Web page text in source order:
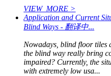
VIEW_MORE >
Application and Current
Blind Ways - 翻译中...
Nowadays, blind floor tiles
the blind way really bring
impaired? Currently, the
with extremely low usa...